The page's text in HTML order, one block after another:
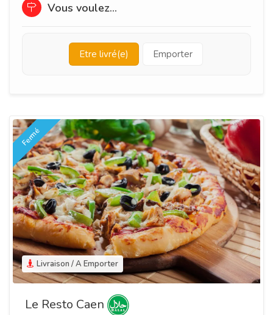
Vous voulez...
Etre livré(e) Emporter
Livraison / A Emporter
Fermé
Le Resto Caen